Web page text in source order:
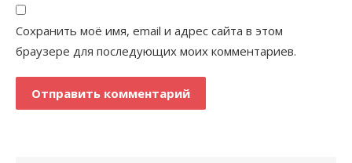
Сохранить моё имя, email и адрес сайта в этом
браузере для последующих моих комментариев.